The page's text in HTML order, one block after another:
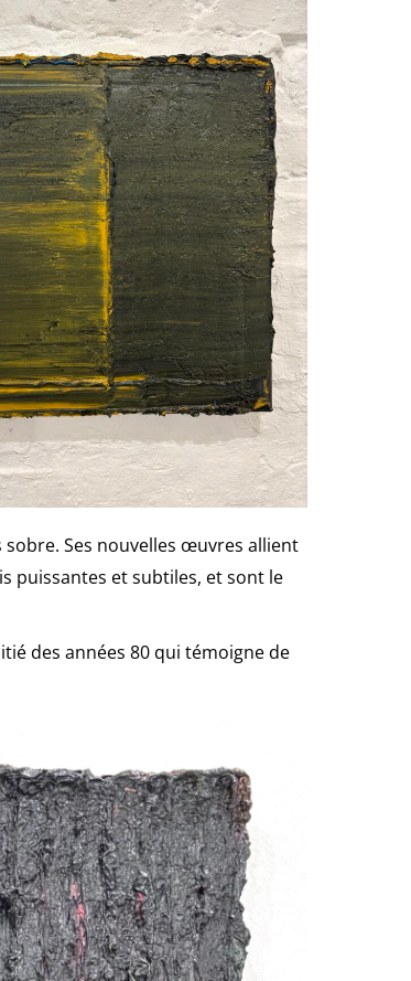
Ses nouvelles œuvres allient
puissantes et subtiles, et sont le
des années 80 qui témoigne de